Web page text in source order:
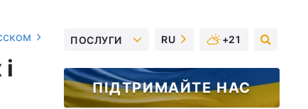
ПОСЛУГИ RU +21
ПІДТРИМАЙТЕ НАС